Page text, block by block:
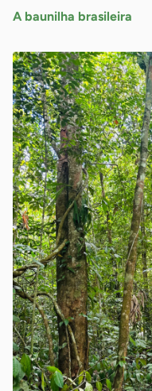
A baunilha brasileira